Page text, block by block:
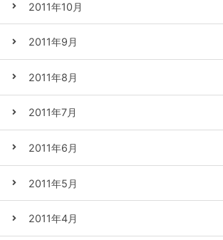
2011年10月
2011年9月
2011年8月
2011年7月
2011年6月
2011年5月
2011年4月